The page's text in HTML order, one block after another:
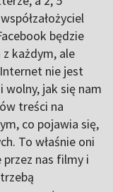
będzie
każdym, ale
Internet nie jest
jak się nam
treści na
co pojawia się,
To właśnie oni
nas filmy i